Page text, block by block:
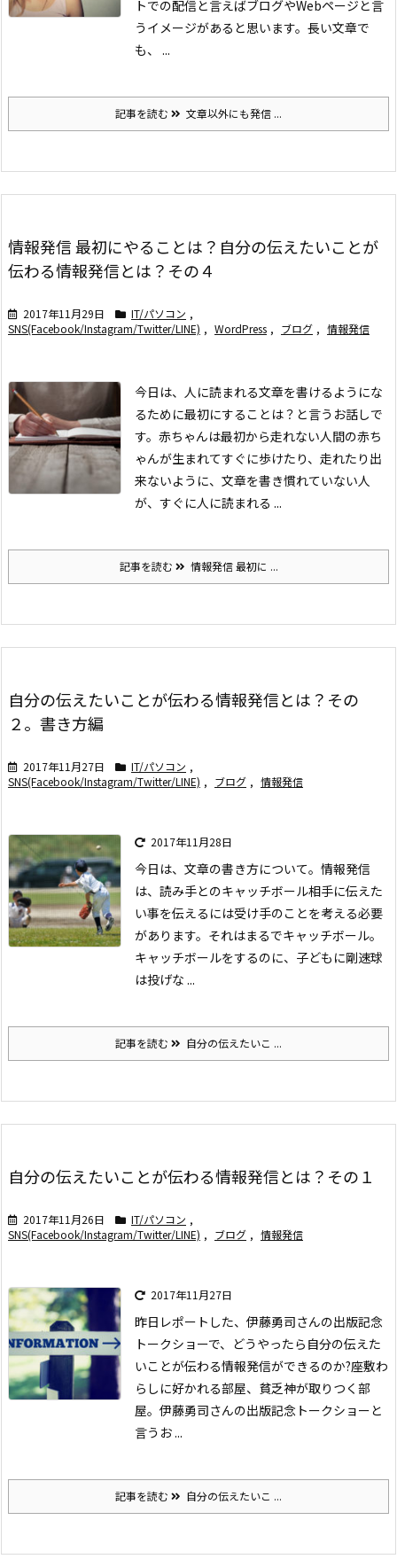
トでの配信と言えばブログやWebページと言
うイメージがあると思います。 長い文章で
も、 ...
記事を読む 文章以外にも発信 ...
情報発信 最初にやることは？自分の伝えたいことが
伝わる情報発信とは？その４
2017年11月29日 IT/パソコン ,
SNS(Facebook/Instagram/Twitter/LINE) , WordPress , ブログ , 情報発信
今日は、人に読まれる文章を書けるようにな
るために最初にすることは？と言うお話しで
す。 赤ちゃんは最初から走れない人間の赤ち
ゃんが生まれてすぐに歩けたり、走れたり出
来ないように、文章を書き慣れていない人
が、すぐに人に読まれる ...
記事を読む 情報発信 最初に ...
自分の伝えたいことが伝わる情報発信とは？その
２。書き方編
2017年11月27日 IT/パソコン ,
SNS(Facebook/Instagram/Twitter/LINE) , ブログ , 情報発信
2017年11月28日
今日は、文章の書き方について。 情報発信
は、読み手とのキャッチボール相手に伝えた
い事を伝えるには受け手のことを考える必要
があります。それはまるでキャッチボール。
キャッチボールをするのに、子どもに剛速球
は投げな ...
記事を読む 自分の伝えたいこ ...
自分の伝えたいことが伝わる情報発信とは？その１
2017年11月26日 IT/パソコン ,
SNS(Facebook/Instagram/Twitter/LINE) , ブログ , 情報発信
2017年11月27日
昨日レポートした、伊藤勇司さんの出版記念
トークショーで、どうやったら自分の伝えた
いことが伝わる情報発信ができるのか?座敷わ
らしに好かれる部屋、貧乏神が取りつく部
屋。伊藤勇司さんの出版記念トークショーと
言うお ...
記事を読む 自分の伝えたいこ ...